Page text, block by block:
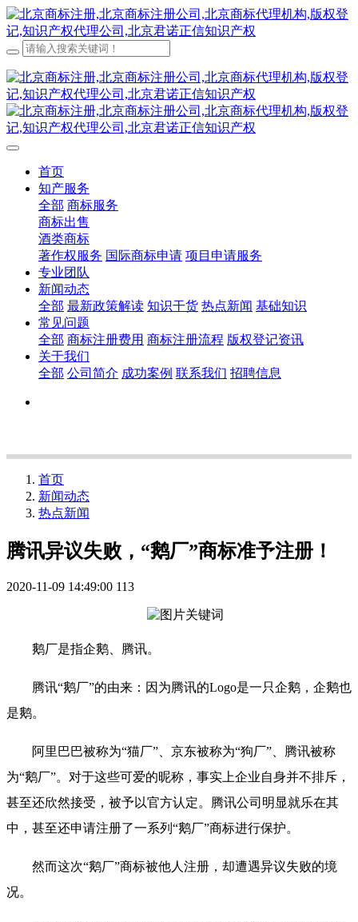
首页
知产服务
全部 商标服务
商标出售
酒类商标
著作权服务 国际商标申请 项目申请服务
专业团队
新闻动态
全部 最新政策解读 知识干货 热点新闻 基础知识
常见问题
全部 商标注册费用 商标注册流程 版权登记资讯
关于我们
全部 公司简介 成功案例 联系我们 招聘信息
首页
新闻动态
热点新闻
腾讯异议失败，“鹅厂”商标准予注册！
2020-11-09 14:49:00 113
鹅厂是指企鹅、腾讯。
腾讯“鹅厂”的由来：因为腾讯的Logo是一只企鹅，企鹅也
是鹅。
阿里巴巴被称为“猫厂”、京东被称为“狗厂”、腾讯被称
为“鹅厂”。对于这些可爱的昵称，事实上企业自身并不排斥，
甚至还欣然接受，被予以官方认定。腾讯公司明显就乐在其
中，甚至还申请注册了一系列“鹅厂”商标进行保护。
然而这次“鹅厂”商标被他人注册，却遭遇异议失败的境
况。